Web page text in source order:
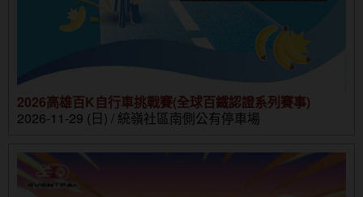
2026高雄百K自行車挑戰賽(全球百鐵認證系列賽事)
2026-11-29 (日) / 統嶺社區南側公有停車場